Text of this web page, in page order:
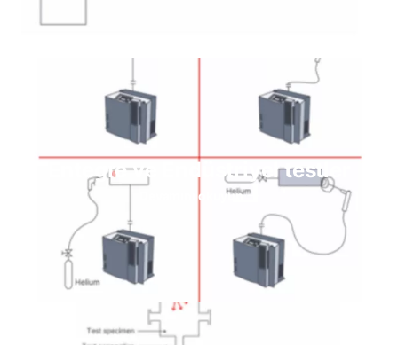
Entegre ve Endüstriyel testler
Devamını okuyun